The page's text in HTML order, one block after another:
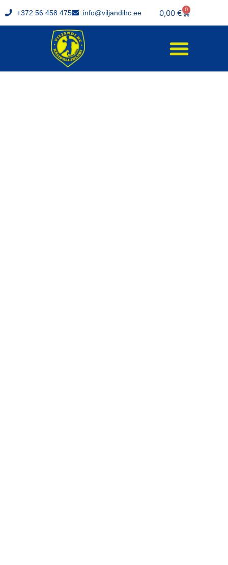
+372 56 458 475 info@viljandihc.ee 0,00 € 0